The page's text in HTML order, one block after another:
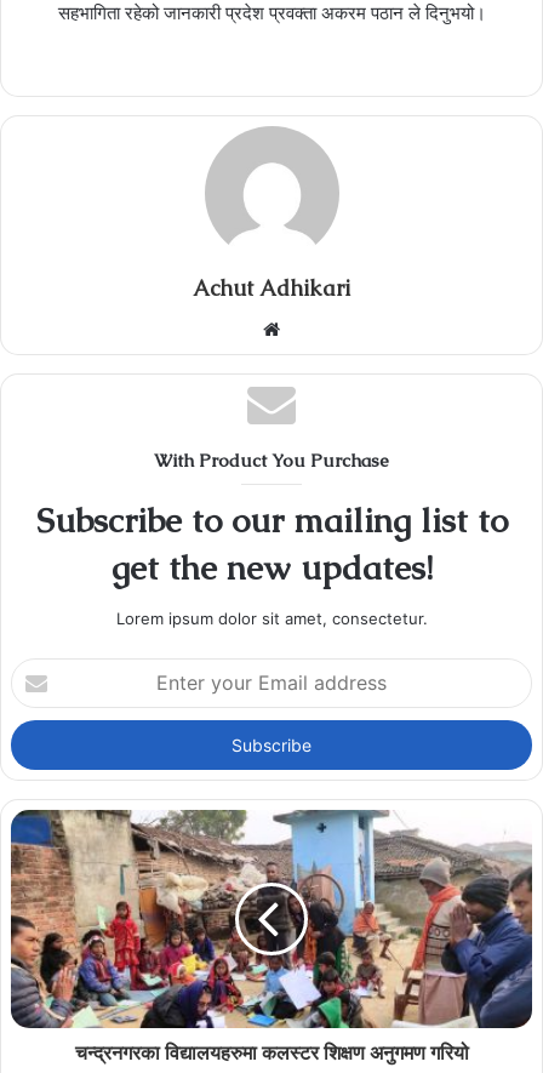
सहभागिता रहेको जानकारी प्रदेश प्रवक्ता अकरम पठान ले दिनुभयो।
Achut Adhikari
Website
With Product You Purchase
Subscribe to our mailing list to
get the new updates!
Lorem ipsum dolor sit amet, consectetur.
Enter
your
Email
address
चन्द्रनगरका विद्यालयहरुमा कलस्टर शिक्षण अनुगमण गरियो